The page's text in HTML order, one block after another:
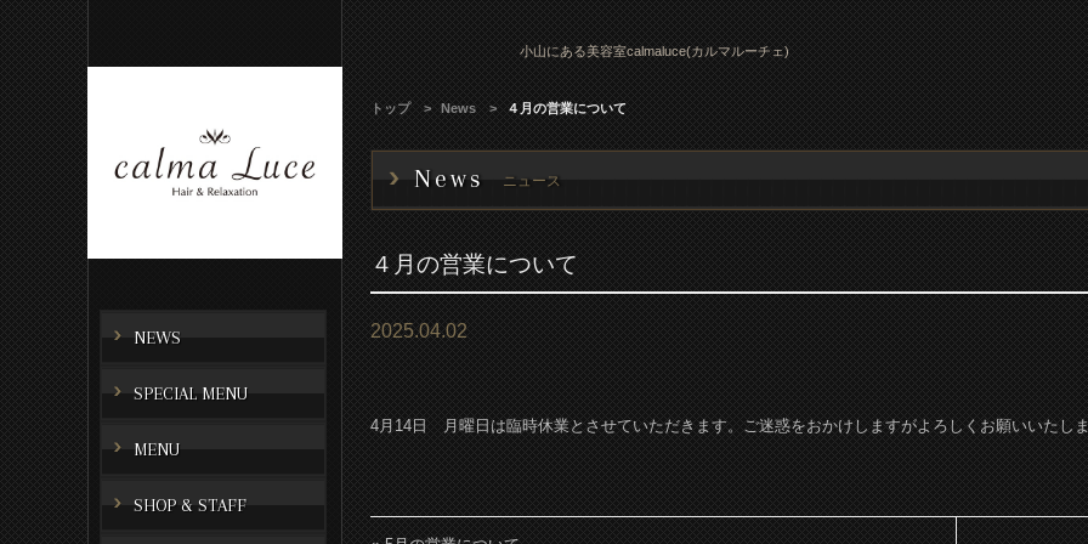
NEWS
SPECIAL MENU
MENU
SHOP & STAFF
小山にある美容室calmaluce(カルマルーチェ)
トップ News ４月の営業について
News ニュース
４月の営業について
2025.04.02
4月14日 月曜日は臨時休業とさせていただきます。ご迷惑をおかけしますがよろしくお願いいたし